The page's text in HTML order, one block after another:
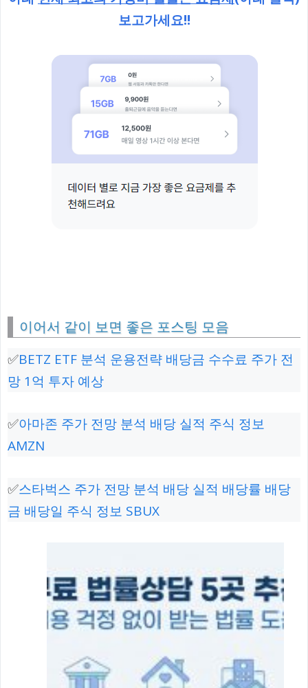
보고가세요!!
이어서 같이 보면 좋은 포스팅 모음
✅BETZ ETF 분석 운용전략 배당금 수수료 주가 전
망 1억 투자 예상
✅아마존 주가 전망 분석 배당 실적 주식 정보
AMZN
✅스타벅스 주가 전망 분석 배당 실적 배당률 배당
금 배당일 주식 정보 SBUX